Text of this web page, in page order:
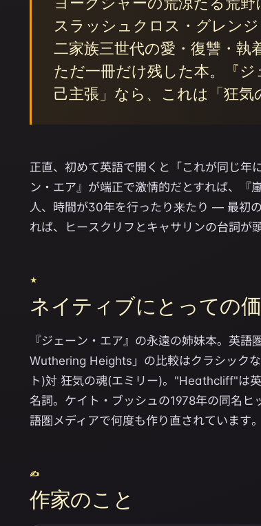
スラッシュクロス・グレン
二家族三世代の愛・復讐・執
ただ一冊だけ残した本。『
己主張」なら、これは「狂気
正直、初めて英語で開くと「これが同じ年
ン・エア』が端正で激情的だとすれば、『
人、時間が30年を行ったり来たり — 最初
れば、ヒースクリフとキャサリンの台詞が
★
ネイティブにとっての
『ジェーン・エア』の永遠の姉妹本。英
Wuthering Heights」の比較はクラシック
ト)対 狂気の魂(エミリー)。"Heathcliff"は
名詞。ケイト・ブッシュの1978年の同名
語圏メディアで何度も作り直されています。
✍
作家のこと